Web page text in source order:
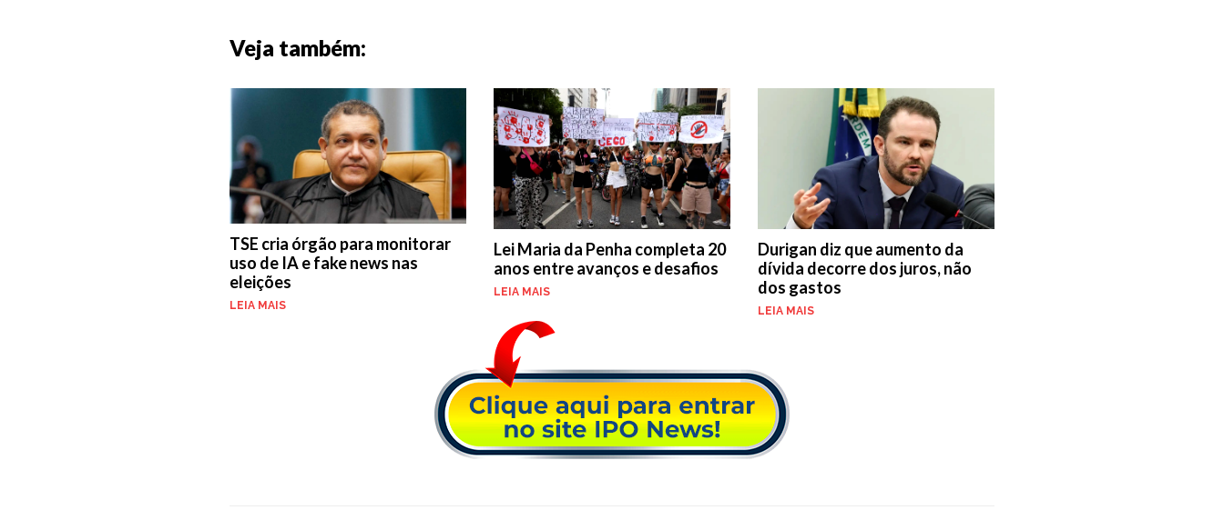
Veja também:
TSE cria órgão para monitorar
uso de IA e fake news nas
eleições
LEIA MAIS
Lei Maria da Penha completa 20
anos entre avanços e desafios
LEIA MAIS
Durigan diz que aumento da
dívida decorre dos juros, não
dos gastos
LEIA MAIS